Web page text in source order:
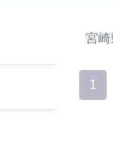
宮崎
1